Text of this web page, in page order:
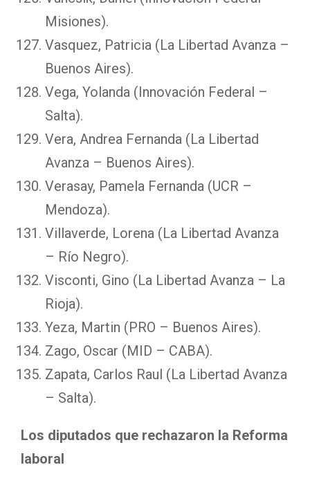
Misiones).
Vasquez, Patricia (La Libertad Avanza –
Buenos Aires).
Vega, Yolanda (Innovación Federal –
Salta).
Vera, Andrea Fernanda (La Libertad
Avanza – Buenos Aires).
Verasay, Pamela Fernanda (UCR –
Mendoza).
Villaverde, Lorena (La Libertad Avanza
– Río Negro).
Visconti, Gino (La Libertad Avanza – La
Rioja).
Yeza, Martin (PRO – Buenos Aires).
Zago, Oscar (MID – CABA).
Zapata, Carlos Raul (La Libertad Avanza
– Salta).
Los diputados que rechazaron la Reforma
laboral